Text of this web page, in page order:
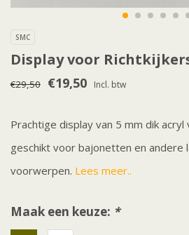
SMC
Display voor
€29,50 €19,50 Incl. btw
Prachtige display van 5 mm dik
geschikt voor bajonetten en andere
voorwerpen. Lees meer..
Maak een keuze: *